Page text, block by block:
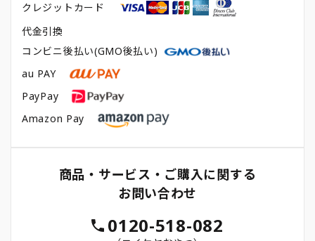
クレジットカード
代金引換
コンビニ後払い(GMO後払い)
au PAY
PayPay
Amazon Pay
商品・サービス・ご購入に関する
お問い合わせ
0120-518-082